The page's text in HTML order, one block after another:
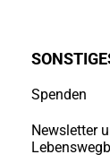
Spenden
Newsletter